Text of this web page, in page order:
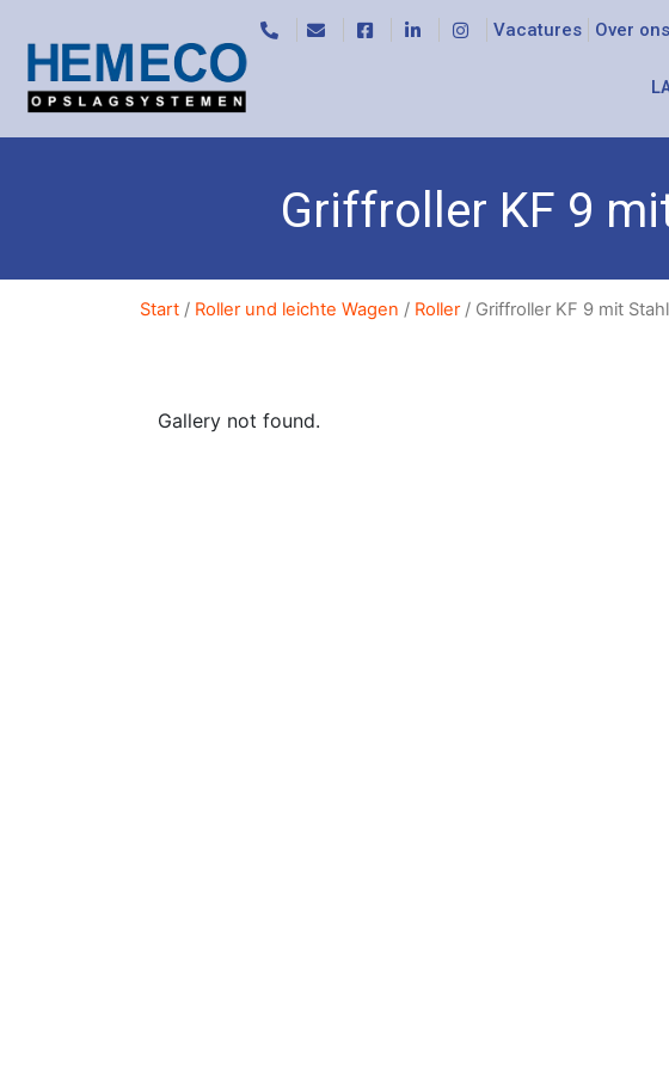
Vacatures Over ons
Griffroller KF 9
Start / Roller und leichte Wagen / Roller/ Griffroller KF 9 mit
Gallery not found.